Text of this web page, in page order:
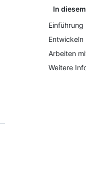
In
Einführung
Arbeiten
Weitere